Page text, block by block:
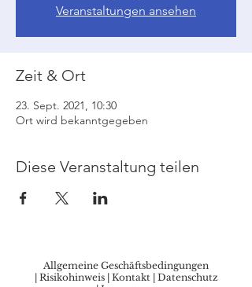
Veranstaltungen ansehen
Zeit & Ort
23. Sept. 2021, 10:30
Ort wird bekanntgegeben
Diese Veranstaltung teilen
Allgemeine Geschäftsbedingungen
| Risikohinweis| Kontakt | Datenschutz